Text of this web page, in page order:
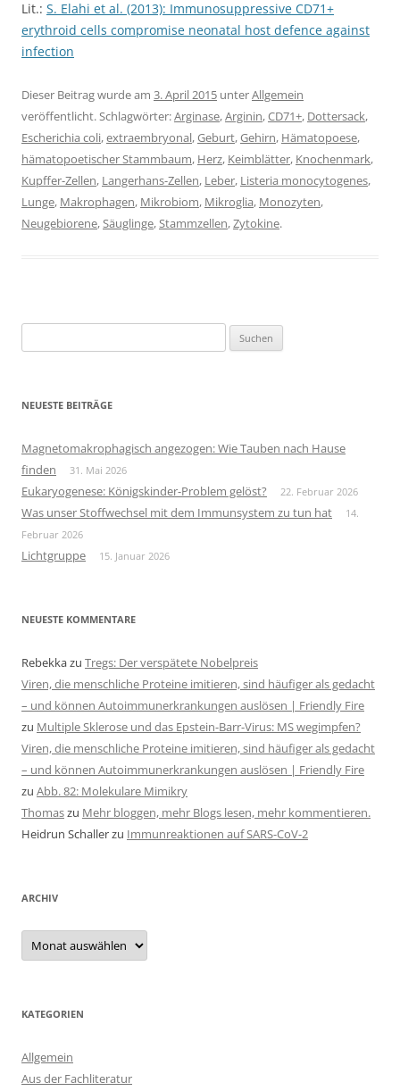
Lit.: S. Elahi et al. (2013): Immunosuppressive CD71+
erythroid cells compromise neonatal host defence against
infection
Dieser Beitrag wurde am 3. April 2015 unterAllgemein
veröffentlicht. Schlagwörter:Arginase,Arginin,CD71+, Dottersack,
Escherichia coli,extraembryonal,Geburt,Gehirn, Hämatopoese,
hämatopoetischer Stammbaum, Herz, Keimblätter, Knochenmark,
Kupffer-Zellen, Langerhans-Zellen, Leber, Listeria monocytogenes,
Lunge, Makrophagen, Mikrobiom, Mikroglia, Monozyten,
Neugebiorene,Säuglinge,Stammzellen,Zytokine.
nach:
NEUESTE BEITRÄGE
Magnetomakrophagisch angezogen: Wie Tauben nach Hause
finden
31. Mai 2026
Eukaryogenese: Königskinder-Problem gelöst? 22. Februar 2026
Was unser Stoffwechsel mit dem Immunsystem zu tun hat
14.
Februar 2026
Lichtgruppe 15. Januar 2026
NEUESTE KOMMENTARE
Rebekkazu Tregs: Der verspätete Nobelpreis
Viren, die menschliche Proteine imitieren, sind häufiger als gedacht
– und können Autoimmunerkrankungen auslösen | Friendly Fire
zu Multiple Sklerose und das Epstein-Barr-Virus: MS wegimpfen?
Viren, die menschliche Proteine imitieren, sind häufiger als gedacht
– und können Autoimmunerkrankungen auslösen | Friendly Fire
zu Abb. 82: Molekulare Mimikry
Thomaszu Mehr bloggen, mehr Blogs lesen, mehr kommentieren.
Heidrun Schallerzu Immunreaktionen auf SARS-CoV-2
ARCHIV
Archiv
KATEGORIEN
Allgemein
Aus der Fachliteratur